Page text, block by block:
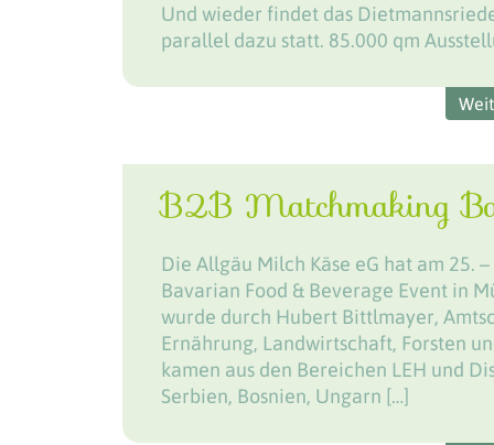
Und wieder findet das
parallel dazu statt. 85.000 qm
B2B Matchmaking
Die Allgäu Milch Käse eG hat am 25.
Bavarian Food & Beverage Event in
wurde durch Hubert Bittlmayer,
Ernährung, Landwirtschaft, Forsten
kamen aus den Bereichen LEH und
Serbien, Bosnien, Ungarn […]